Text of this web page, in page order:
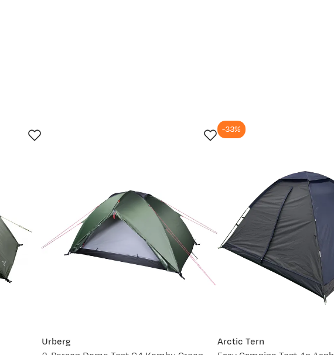
Ny pris
1 299,-
2 299,-
Urberg
Arctic Tern
-33%